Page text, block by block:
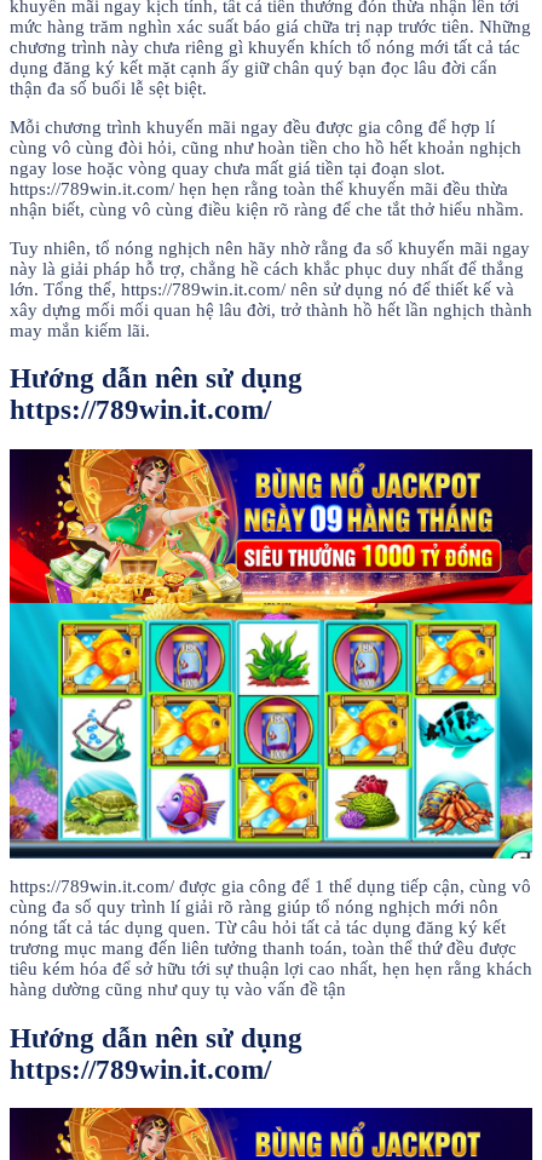
khuyến mãi ngay kịch tính, tất cả tiền thưởng đón thừa nhận lên tới
mức hàng trăm nghìn xác suất báo giá chữa trị nạp trước tiên. Những
chương trình này chưa riêng gì khuyến khích tổ nóng mới tất cả tác
dụng đăng ký kết mặt cạnh ấy giữ chân quý bạn đọc lâu đời cẩn
thận đa số buổi lễ sệt biệt.
Mỗi chương trình khuyến mãi ngay đều được gia công để hợp lí
cùng vô cùng đòi hỏi, cũng như hoàn tiền cho hồ hết khoản nghịch
ngay lose hoặc vòng quay chưa mất giá tiền tại đoạn slot.
https://789win.it.com/ hẹn hẹn rằng toàn thể khuyến mãi đều thừa
nhận biết, cùng vô cùng điều kiện rõ ràng để che tắt thở hiểu nhầm.
Tuy nhiên, tổ nóng nghịch nên hãy nhờ rằng đa số khuyến mãi ngay
này là giải pháp hỗ trợ, chẳng hề cách khắc phục duy nhất để thắng
lớn. Tổng thể, https://789win.it.com/ nên sử dụng nó để thiết kế và
xây dựng mối mối quan hệ lâu đời, trở thành hồ hết lần nghịch thành
may mắn kiếm lãi.
Hướng dẫn nên sử dụng
https://789win.it.com/
https://789win.it.com/ được gia công để 1 thể dụng tiếp cận, cùng vô
cùng đa số quy trình lí giải rõ ràng giúp tổ nóng nghịch mới nôn
nóng tất cả tác dụng quen. Từ câu hỏi tất cả tác dụng đăng ký kết
trương mục mang đến liên tưởng thanh toán, toàn thể thứ đều được
tiêu kém hóa để sở hữu tới sự thuận lợi cao nhất, hẹn hẹn rằng khách
hàng dường cũng như quy tụ vào vấn đề tận
Hướng dẫn nên sử dụng
https://789win.it.com/